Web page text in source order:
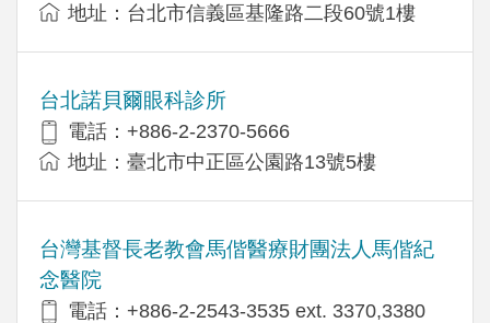
地址：台北市信義區基隆路二段60號1樓
台北諾貝爾眼科診所
電話：+886-2-2370-5666
地址：臺北市中正區公園路13號5樓
台灣基督長老教會馬偕醫療財團法人馬偕紀
念醫院
電話：+886-2-2543-3535 ext. 3370,3380